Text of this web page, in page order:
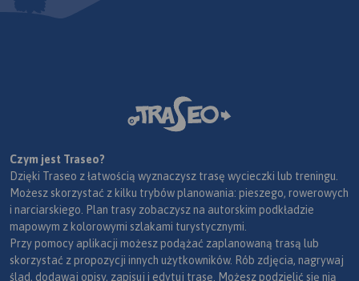
Czym jest Traseo?
Dzięki Traseo z łatwością wyznaczysz trasę wycieczki lub treningu.
Możesz skorzystać z kilku trybów planowania: pieszego, rowerowych
i narciarskiego. Plan trasy zobaczysz na autorskim podkładzie
mapowym z kolorowymi szlakami turystycznymi.
Przy pomocy aplikacji możesz podążać zaplanowaną trasą lub
skorzystać z propozycji innych użytkowników. Rób zdjęcia, nagrywaj
ślad, dodawaj opisy, zapisuj i edytuj trasę. Możesz podzielić się nią